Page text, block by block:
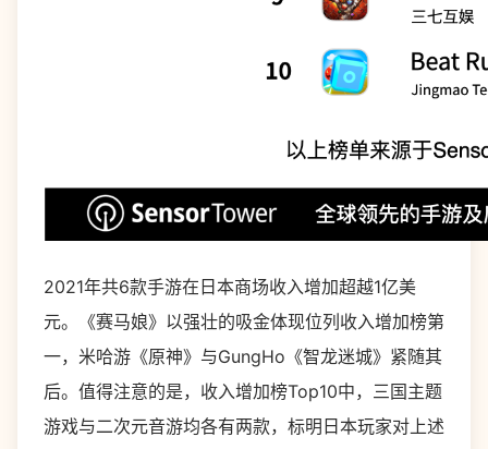
2021年共6款手游在日本商场收入增加超越1亿美
元。《赛马娘》以强壮的吸金体现位列收入增加榜第
一，米哈游《原神》与GungHo《智龙迷城》紧随其
后。值得注意的是，收入增加榜Top10中，三国主题
游戏与二次元音游均各有两款，标明日本玩家对上述